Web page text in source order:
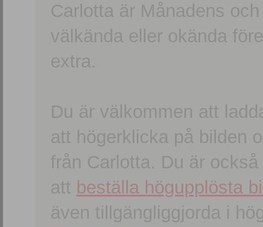
Carlotta är Månadens
välkända eller okända
extra.
Du är välkommen att
att högerklicka på bilden
från Carlotta. Du är
att beställa högupplösta
även tillgängliggjorda i